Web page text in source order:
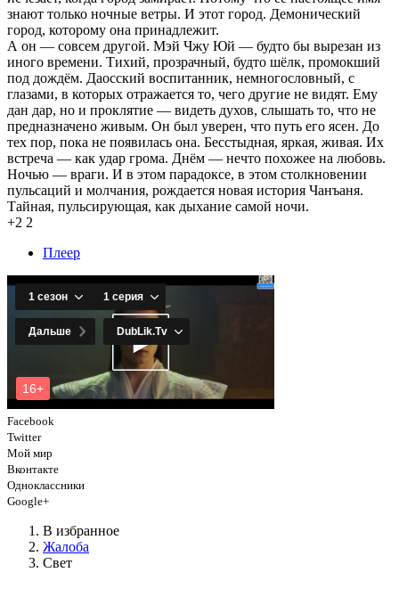
знают только ночные ветры. И этот город. Демонический
город, которому она принадлежит.
А он — совсем другой. Мэй Чжу Юй — будто бы вырезан из
иного времени. Тихий, прозрачный, будто шёлк, промокший
под дождём. Даосский воспитанник, немногословный, с
глазами, в которых отражается то, чего другие не видят. Ему
дан дар, но и проклятие — видеть духов, слышать то, что не
предназначено живым. Он был уверен, что путь его ясен. До
тех пор, пока не появилась она. Бесстыдная, яркая, живая. Их
встреча — как удар грома. Днём — нечто похожее на любовь.
Ночью — враги. И в этом парадоксе, в этом столкновении
пульсаций и молчания, рождается новая история Чанъаня.
Тайная, пульсирующая, как дыхание самой ночи.
+2 2
Плеер
Facebook
Twitter
Мой мир
Вконтакте
Одноклассники
Google+
В избранное
Жалоба
Свет